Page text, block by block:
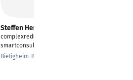
Steffen Herr
complexredugyzer &
smartconsultant
Bietigheim-Bissingen